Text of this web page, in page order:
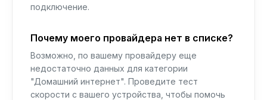
подключение.
Почему моего провайдера нет в списке?
Возможно, по вашему провайдеру еще
недостаточно данных для категории
"Домашний интернет". Проведите тест
скорости с вашего устройства, чтобы помочь